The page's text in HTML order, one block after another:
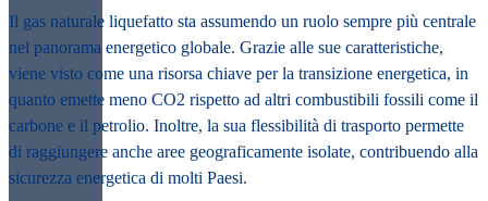
Il gas naturale liquefatto sta assumendo un ruolo sempre più centrale
nel panorama energetico globale. Grazie alle sue caratteristiche,
viene visto come una risorsa chiave per la transizione energetica, in
quanto emette meno CO2 rispetto ad altri combustibili fossili come il
carbone e il petrolio. Inoltre, la sua flessibilità di trasporto permette
di raggiungere anche aree geograficamente isolate, contribuendo alla
sicurezza energetica di molti Paesi.